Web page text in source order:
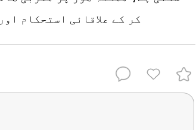
کر کے علاقائی استحکام